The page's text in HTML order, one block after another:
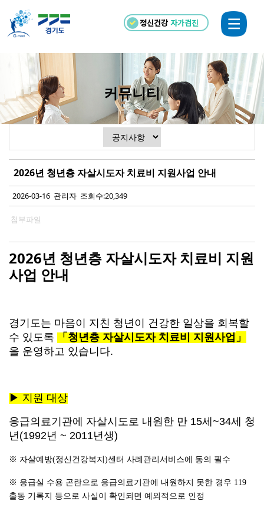
정신건강자가검진
커뮤니티
2026년 청년층 자살시도자 치료비 지원사업 안내
2026-03-16 관리자 조회수:20,349
첨부파일
2026년 청년층 자살시도자 치료비 지원
사업 안내
경기도는 마음이 지친 청년이 건강한 일상을 회복할
수 있도록
「 청년층 자살시도자 치료비 지원사업 」
을 운영하고 있습니다.
▶ 지원 대상
응급의료기관에 자살시도로 내원한 만 15세 ~34세 청
년(1992년 ~ 2011년생)
※ 자살예방(정신건강복지 )센터 사례관리서비스에 동의 필수
※ 응급실 수용 곤란으로 응급의료기관에 내원하지 못한 경우 119
출동 기록지 등으로 사실이 확인되면 예외적으로 인정